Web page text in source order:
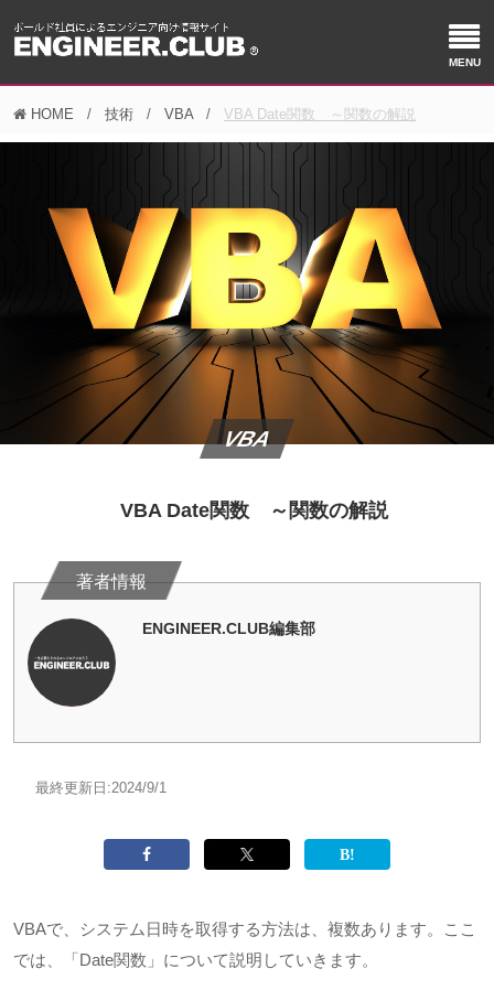
HOME 技術 VBA VBA Date関数 ～関数の解説
VBA
VBA Date関数 ～関数の解説
ENGINEER.CLUB編集部
最終更新日:2024/9/1
VBAで、システム日時を取得する方法は、複数あります。ここ
では、「Date関数」について説明していきます。